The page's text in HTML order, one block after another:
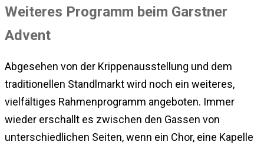
Weiteres Programm beim Garstner
Advent
Abgesehen von der Krippenausstellung und dem
traditionellen Standlmarkt wird noch ein weiteres,
vielfältiges Rahmenprogramm angeboten. Immer
wieder erschallt es zwischen den Gassen von
unterschiedlichen Seiten, wenn ein Chor, eine Kapelle